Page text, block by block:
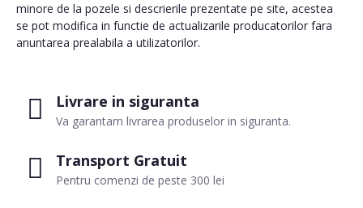
Livrare in siguranta
Va garantam livrarea produselor in siguranta.
Transport Gratuit
Pentru comenzi de peste 300 lei
minore de la pozele si descrierile prezentate pe site, acestea
se pot modifica in functie de actualizarile producatorilor fara
anuntarea prealabila a utilizatorilor.